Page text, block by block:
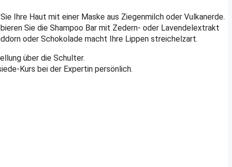
Ihre Haut mit einer Maske aus Ziegenmilch oder Vulkanerde.
Sie die Shampoo Bar mit Zedern- oder Lavendelextrakt
oder Schokolade macht Ihre Lippen streichelzart.
über die Schulter.
Kurs bei der Expertin persönlich.